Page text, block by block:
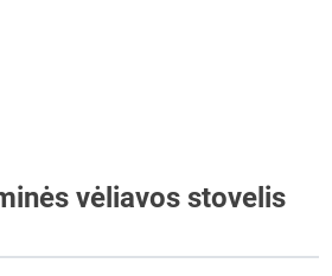
vėliavos stovelis